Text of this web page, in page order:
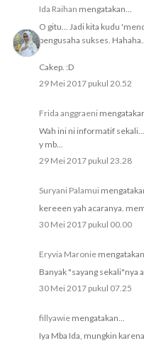
Ida Raihan mengatakan...
O gitu... Jadi kita kudu
pengusaha sukses.
Cakep. :D
29 Mei 2017 pukul 20.52
Frida anggraeni
Wah ini ni informatif
y mb...
29 Mei 2017 pukul 23.28
Suryani Palamui
kereeen yah acaranya.
30 Mei 2017 pukul 00.00
Eryvia Maronie
Banyak "sayang sekali"nya
30 Mei 2017 pukul 07.25
fillyawie mengatakan...
Iya Mba Ida, mungkin